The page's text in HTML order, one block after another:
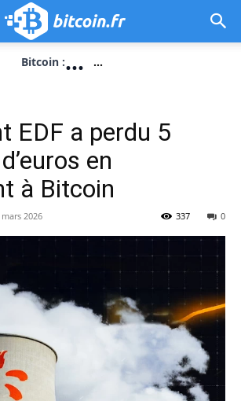
Bitcoin :... ...
EDF a perdu 5
en
à Bitcoin
2026 0
337